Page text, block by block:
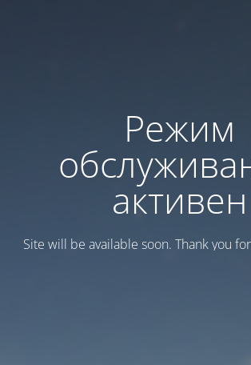
Режим
активен
Site will be available soon. Thank you for